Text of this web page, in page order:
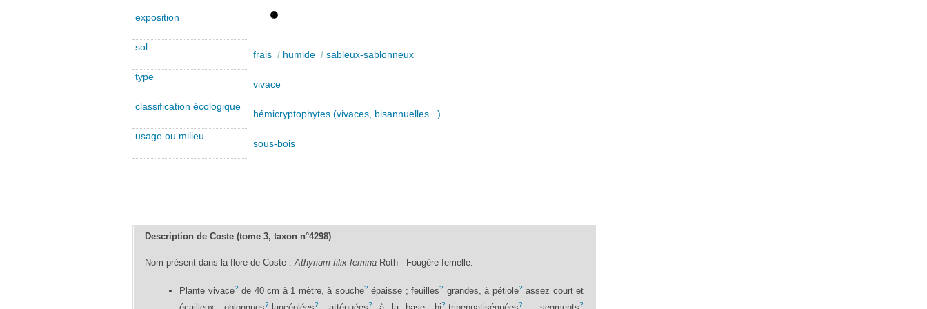
exposition
sol
frais / humide /sableux-sablonneux
type
vivace
classification écologique
hémicryptophytes (vivaces, bisannuelles...)
usage ou milieu
sous-bois
Description de Coste (tome 3, taxon n°4298)
Nom présent dans la flore de Coste :Athyrium filix-femina Roth - Fougère femelle.
Plante vivace?de 40 cm à 1 mètre, à souche?épaisse ; feuilles? grandes, à pétiole?assez court et
? ? ? ? ? ?